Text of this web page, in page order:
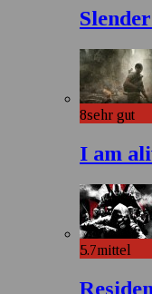
8sehr gut
I am
5.7mittel